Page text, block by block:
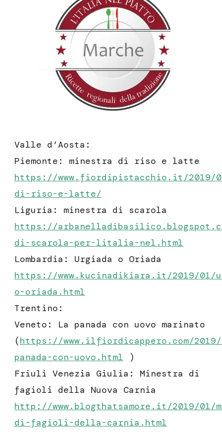
Valle d’Aosta:
Piemonte: minestra di riso e latte
https://www.fiordipistacchio.it/2019/
di-riso-e-latte/
Liguria: minestra di scarola
https://
di-scarola-per-litalia-nel.html
Lombardia: Urgiada o Oriada
https://www.kucinadikiara.it/2019/01/
o-oriada.html
Trentino:
Veneto: La panada con uovo marinato
(https://www.ilfiordicappero.com/
panada-con-uovo .html )
Friuli Venezia Giulia: Minestra di
fagioli della Nuova Carnia
http://www.blogthatsamore.it/2019/01/
di-fagioli-della-carnia.html